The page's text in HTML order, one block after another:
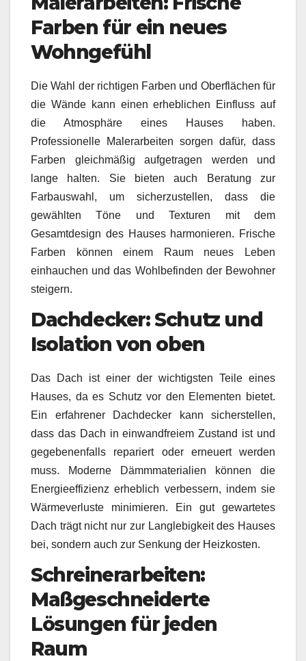
Farben für ein neues
Wohngefühl
Die Wahl der richtigen Farben und Oberflächen für
die Wände kann einen erheblichen Einfluss auf
die Atmosphäre eines Hauses haben.
Professionelle Malerarbeiten sorgen dafür, dass
Farben gleichmäßig aufgetragen werden und
lange halten. Sie bieten auch Beratung zur
Farbauswahl, um sicherzustellen, dass die
gewählten Töne und Texturen mit dem
Gesamtdesign des Hauses harmonieren. Frische
Farben können einem Raum neues Leben
einhauchen und das Wohlbefinden der Bewohner
steigern.
Dachdecker: Schutz und
Isolation von oben
Das Dach ist einer der wichtigsten Teile eines
Hauses, da es Schutz vor den Elementen bietet.
Ein erfahrener Dachdecker kann sicherstellen,
dass das Dach in einwandfreiem Zustand ist und
gegebenenfalls repariert oder erneuert werden
muss. Moderne Dämmmaterialien können die
Energieeffizienz erheblich verbessern, indem sie
Wärmeverluste minimieren. Ein gut gewartetes
Dach trägt nicht nur zur Langlebigkeit des Hauses
bei, sondern auch zur Senkung der Heizkosten.
Schreinerarbeiten:
Maßgeschneiderte
Lösungen für jeden
Raum